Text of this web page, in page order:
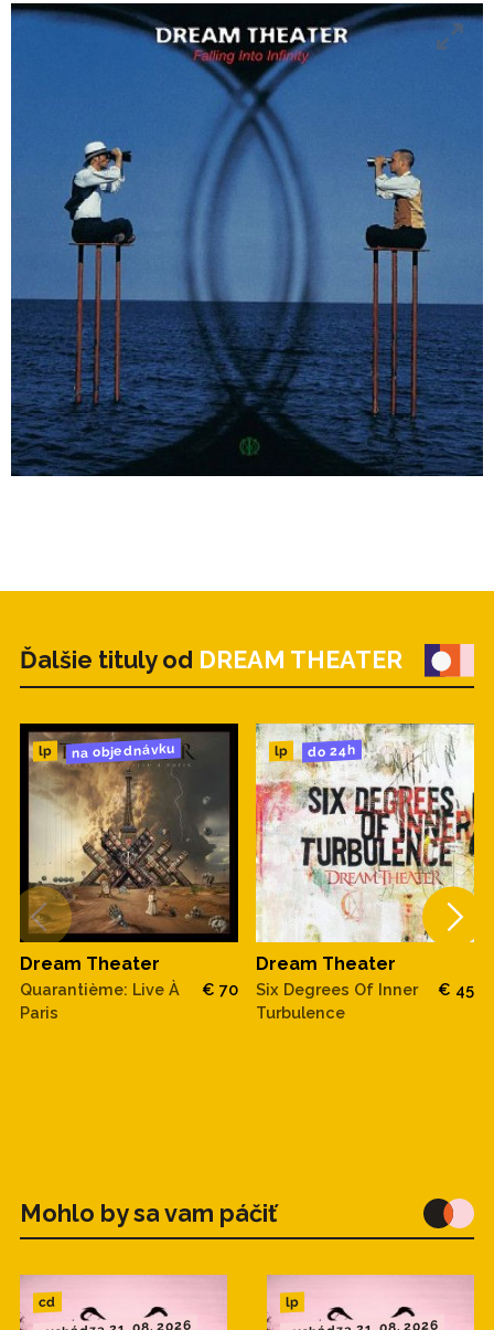
Ďalšie tituly od DREAM THEATER
lp na objednávku
Dream Theater
Quarantième: Live À
Paris
€ 70
lp do 24h
Dream Theater
Six Degrees Of Inner
Turbulence
€ 45
Mohlo by sa vam páčiť
cd lp